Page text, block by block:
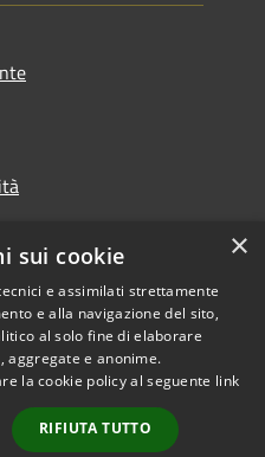
Copyright © 2026 • Comune di
Santa Teresa Gallura •
Powered byMunicipium
Accesso redazione
×
sui cookie
e assimilati strettamente
e alla navigazione del sito,
al solo fine di elaborare
aggregate e anonime.
la cookie policy al seguente link
RIFIUTA TUTTO